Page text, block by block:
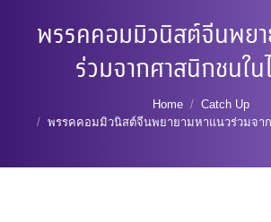
พรรคคอมมิวนิสต์จีนพยา
ร่วมจากศาสนิกชนใ
Home
Catch Up
พรรคคอมมิวนิสต์จีนพยายามหาแนวร่วมจา